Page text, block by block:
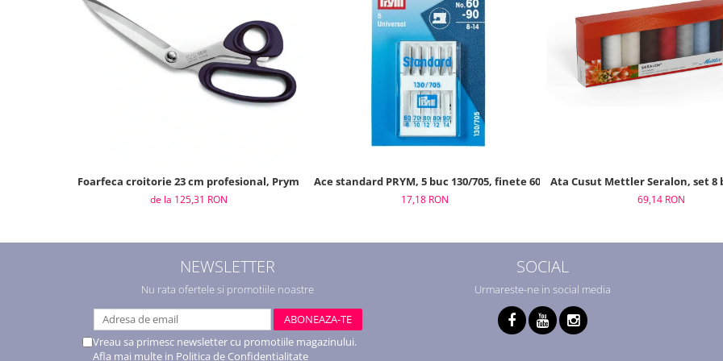
Foarfeca croitorie 23 cm profesional, Prym
de la 125,31 RON
Ace standard PRYM, 5 buc 130/705, finete 60 - 90
17,18 RON
Ata Cusut Mettler Seralon, set 8
69,14 RON
NEWSLETTER
Nu rata ofertele si promotiile noastre
Vreau sa primesc newsletter cu promotiile magazinului.
Afla mai multe in Politica de Confidentialitate
SOCIAL
Urmareste-ne in social media